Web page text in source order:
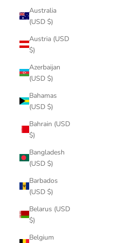
Australia
(USD $)
Austria (USD
$)
Azerbaijan
(USD $)
Bahamas
(USD $)
Bahrain (USD
$)
Bangladesh
(USD $)
Barbados
(USD $)
Belarus (USD
$)
Belgium